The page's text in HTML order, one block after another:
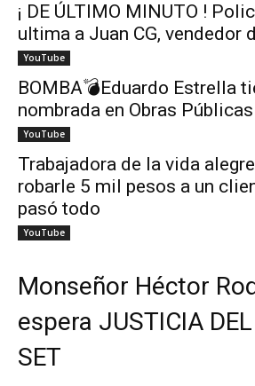
¡ DE ÚLTIMO MINUTO !
ultima a Juan CG, vendedor
YouTube
BOMBA💣Eduardo Estrella
nombrada en Obras Públicas
YouTube
Trabajadora de la vida
robarle 5 mil pesos a un
pasó todo
YouTube
Monseñor Héctor
espera JUSTICIA
SET